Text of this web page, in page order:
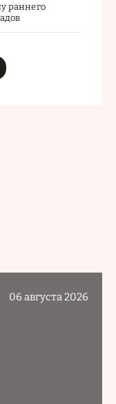
раннего
06 августа 2026